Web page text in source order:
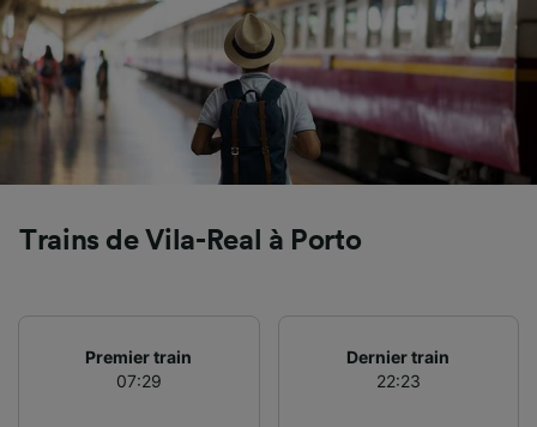
Trains de Vila-Real à Porto
Premier train
07:29
Dernier train
22:23